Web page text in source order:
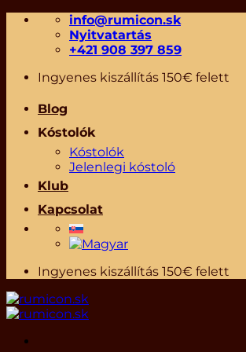
Skip
content
info@rumicon.sk
Nyitvatartás
+421 908 397 859
Ingyenes kiszállítás 150€ felett
Blog
Kóstolók
Kóstolók
Jelenlegi kóstoló
Klub
Kapcsolat
Ingyenes kiszállítás 150€ felett